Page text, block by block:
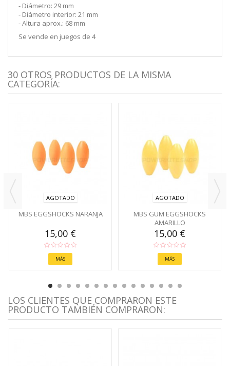
- Diámetro: 29 mm
- Diámetro interior: 21 mm
- Altura aprox.: 68 mm
Se vende en juegos de 4
30 OTROS PRODUCTOS DE LA MISMA
CATEGORÍA:
AGOTADO
MBS EGGSHOCKS NARANJA
15,00 €
MÁS
AGOTADO
MBS GUM EGGSHOCKS
AMARILLO
15,00 €
MÁS
LOS CLIENTES QUE COMPRARON ESTE
PRODUCTO TAMBIÉN COMPRARON: